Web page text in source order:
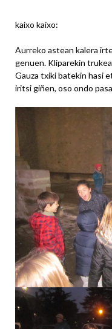
kaixo kaixo:
Aurreko astean kalera
genuen. Kliparekin
Gauza txiki batekin hasi
iritsi giñen, oso ondo